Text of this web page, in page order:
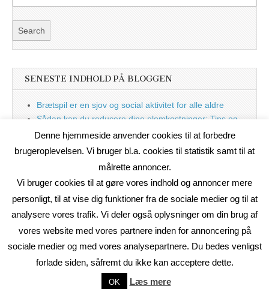
SENESTE INDHOLD PÅ BLOGGEN
Brætspil er en sjov og social aktivitet for alle aldre
Sådan kan du reducere dine elomkostninger: Tips og
tricks til at spare på elprisen
Nu med blog
On2Net Link Katalog
The Magazine Basic Theme bybavotasan.com
Denne hjemmeside anvender cookies til at forbedre
brugeroplevelsen. Vi bruger bl.a. cookies til statistik samt til at
målrette annoncer.
Vi bruger cookies til at gøre vores indhold og annoncer mere
personligt, til at vise dig funktioner fra de sociale medier og til at
analysere vores trafik. Vi deler også oplysninger om din brug af
vores website med vores partnere inden for annoncering på
sociale medier og med vores analysepartnere. Du bedes venligst
forlade siden, såfremt du ikke kan acceptere dette.
OK Læs mere